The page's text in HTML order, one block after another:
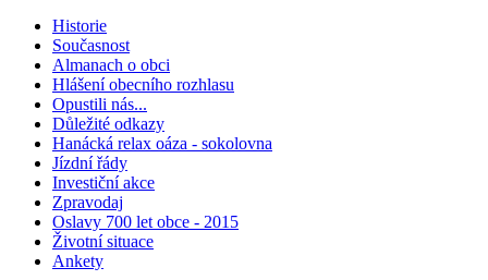
Historie
Současnost
Almanach o obci
Hlášení obecního rozhlasu
Opustili nás...
Důležité odkazy
Hanácká relax oáza - sokolovna
Jízdní řády
Investiční akce
Zpravodaj
Oslavy 700 let obce - 2015
Životní situace
Ankety